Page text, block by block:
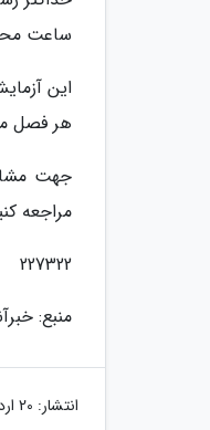
ساعت
این
هر فصل
جهت
مراجعه
227322
منبع:
انتشار: 20 اردیبهشت 1403